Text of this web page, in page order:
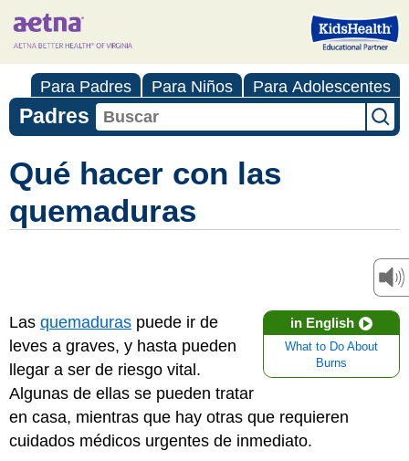
Para Padres Para Niños Para Adolescentes
Padres
Qué hacer con las
quemaduras
in English
What to Do About
Burns
Las quemaduras puede ir de
leves a graves, y hasta pueden
llegar a ser de riesgo vital.
Algunas de ellas se pueden tratar
en casa, mientras que hay otras que requieren
cuidados médicos urgentes de inmediato.